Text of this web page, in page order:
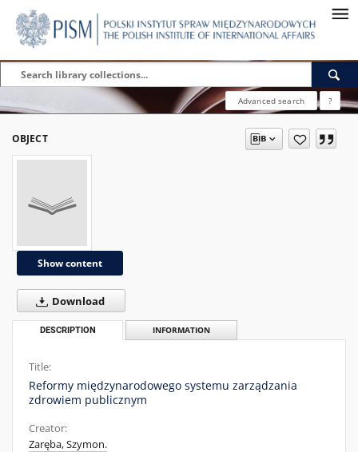
Advanced search ?
OBJECT
Show content
Download
DESCRIPTION INFORMATION
Title:
Reformy międzynarodowego systemu zarządzania
zdrowiem publicznym
Creator:
Zaręba, Szymon.